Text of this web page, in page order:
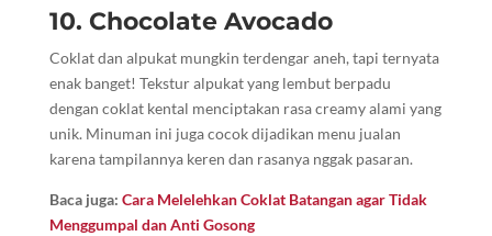
10. Chocolate Avocado
Coklat dan alpukat mungkin terdengar aneh, tapi ternyata
enak banget! Tekstur alpukat yang lembut berpadu
dengan coklat kental menciptakan rasa creamy alami yang
unik. Minuman ini juga cocok dijadikan menu jualan
karena tampilannya keren dan rasanya nggak pasaran.
Baca juga: Cara Melelehkan Coklat Batangan agar Tidak
Menggumpal dan Anti Gosong